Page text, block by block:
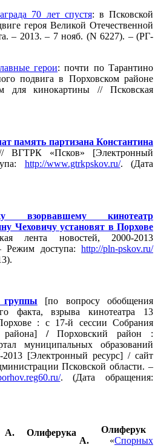
70 лет спустя: в Псковской
героя Великой Отечественной
– 2013. – 7 нояб. (N 6227). – (РГ-
герои: почти по Тарантино
подвига в Порховском районе
для кинокартины // Псковская
память партизана Константина
ВГТРК «Псков» [Электронный
http://www.gtrkpskov.ru/. (Дата
взорвавшему кинотеатр
Чеховичу установят в Порхове
лента новостей, 2000-2013
Режим доступа: http://pln-pskov.ru/
группы
[по вопросу обобщения
факта, взрыва кинотеатра 13
: с 17-й сессии Собрания
района] /Порховский район :
муниципальных образований
2013 [Электронный ресурс] / сайт
Псковской области. –
. (Дата обращения:
Олиферук
А. «Спорных